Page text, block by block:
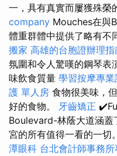
一，具有真實而屢獲殊榮
company Mouches在與
體重群體中提供了略有不
搬家 高雄的台胞證辦理指
氛圍和令人驚嘆的鋼琴表
味飲食質量 學習按摩專業
護 單人房 食物很美味，
好的食物。 牙齒矯正
Boulevard-林蔭大道涵蓋
宮的所有值得一看的一切
潭眼科 台北會計師事務